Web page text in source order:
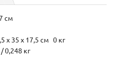
см
x 35 x 17,5 см 0 кг
0,248 кг